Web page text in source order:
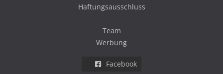
Haftungsausschluss
Team
Werbung
Facebook